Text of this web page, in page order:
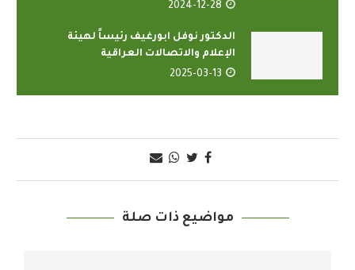
2024-12-28
الدكتور نوفل ابورغيف رئيساً لهيئة
الإعلام والاتصالات العراقية
2025-03-13
مواضيع ذات صلة